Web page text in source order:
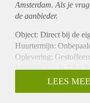
Amsterdam. Als je
de aanbieder.
Object: Direct bij de
Huurtermijn:
Oplevering:
Inkomen eis: Ja 2,8 x
Garantiestelling
Borg: 1 maand
LEES